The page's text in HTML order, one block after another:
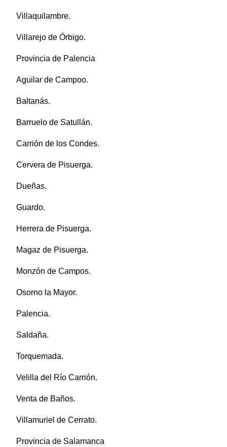
Villaquilambre.
Villarejo de Órbigo.
Provincia de Palencia
Aguilar de Campoo.
Baltanás.
Barruelo de Satullán.
Carrión de los Condes.
Cervera de Pisuerga.
Dueñas.
Guardo.
Herrera de Pisuerga.
Magaz de Pisuerga.
Monzón de Campos.
Osorno la Mayor.
Palencia.
Saldaña.
Torquemada.
Velilla del Río Carrión.
Venta de Baños.
Villamuriel de Cerrato.
Provincia de Salamanca